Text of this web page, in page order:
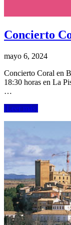
Concierto
mayo 6, 2024
Concierto Coral en
18:30 horas en La
…
[Leer más]